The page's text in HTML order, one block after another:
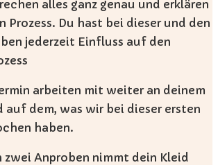
alles ganz genau und erklären
Prozess. Du hast bei dieser und den
jederzeit Einfluss auf den
arbeiten mit weiter an deinem
auf dem, was wir bei dieser ersten
haben.
zwei Anproben nimmt dein Kleid